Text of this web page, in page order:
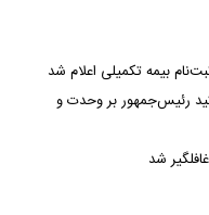
بیمه تکمیلی اعلام شد
رئیس‌جمهور بر وحدت و
شد